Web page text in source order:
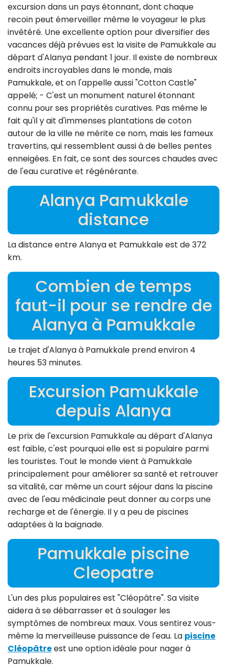
excursion dans un pays étonnant, dont chaque
recoin peut émerveiller même le voyageur le plus
invétéré. Une excellente option pour diversifier des
vacances déjà prévues est la visite de Pamukkale au
départ d'Alanya pendant 1 jour. Il existe de nombreux
endroits incroyables dans le monde, mais
Pamukkale, et on l'appelle aussi "Cotton Castle"
appelé; - C'est un monument naturel étonnant
connu pour ses propriétés curatives. Pas même le
fait qu'il y ait d'immenses plantations de coton
autour de la ville ne mérite ce nom, mais les fameux
travertins, qui ressemblent aussi à de belles pentes
enneigées. En fait, ce sont des sources chaudes avec
de l'eau curative et régénérante.
Alanya Pamukkale
distance
La distance entre Alanya et Pamukkale est de 372
km.
Combien de temps
faut-il pour se rendre de
Alanya à Pamukkale
Le trajet d'Alanya à Pamukkale prend environ 4
heures 53 minutes.
Excursion Pamukkale
depuis Alanya
Le prix de l'excursion Pamukkale au départ d'Alanya
est faible, c'est pourquoi elle est si populaire parmi
les touristes. Tout le monde vient à Pamukkale
principalement pour améliorer sa santé et retrouver
sa vitalité, car même un court séjour dans la piscine
avec de l'eau médicinale peut donner au corps une
recharge et de l'énergie. Il y a peu de piscines
adaptées à la baignade.
Pamukkale piscine
Cleopatre
L'un des plus populaires est "Cléopâtre". Sa visite
aidera à se débarrasser et à soulager les
symptômes de nombreux maux. Vous sentirez vous-
même la merveilleuse puissance de l'eau. La piscine
Cléopâtreest une option idéale pour nager à
Pamukkale.